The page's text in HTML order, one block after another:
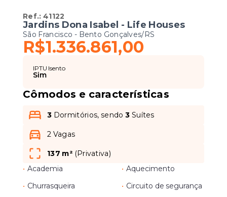
Ref.:41122
Jardins Dona Isabel - Life Houses
São Francisco - Bento Gonçalves/RS
R$1.336.861,00
IPTU Isento
Sim
Cômodos e características
3 Dormitórios, sendo3 Suítes
2 Vagas
137 m² (Privativa)
• Academia • Aquecimento
• Churrasqueira • Circuito de segurança